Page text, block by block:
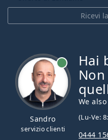
Ricevi
Sandro
servizio clienti
Hai
We
(Lu-Ve:
0444